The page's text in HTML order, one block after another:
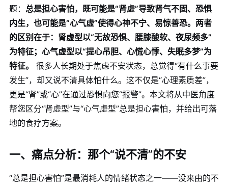
题： 总是担心害怕，既可能是“肾虚”导致肾气不固、恐惧
内生，也可能是“心气虚”使得心神不宁、易惊善恐。两者
的区别在于：肾虚型以“无故恐惧、腰膝酸软、夜尿频多”
为特征；心气虚型以“提心吊胆、心慌心悸、失眠多梦”为
特征。
很多人长期处于焦虑不安状态，总觉得“有什么事要
发生”，却又说不清具体怕什么。这不仅是“心理素质差”，
更是“肾”或“心”在通过恐惧向您“报警”。本文将从中医角度
帮您区分“肾虚型”与“心气虚型”总是担心害怕，并给出可落
地的食疗方案。
一、痛点分析：那个“说不清”的不安
“总是担心害怕”是最消耗人的情绪状态之一——没来由的不